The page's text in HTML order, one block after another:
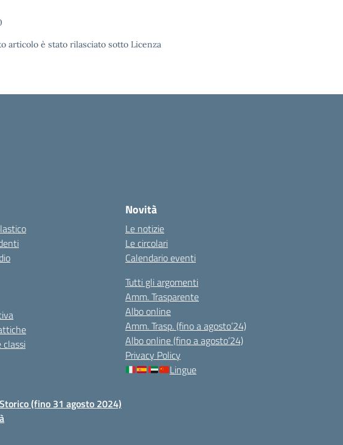
articolo è stato rilasciato sotto Licenza
Novità
Le notizie
Le circolari
Calendario eventi
Tutti gli argomenti
Amm. Trasparente
Albo online
Amm. Trasp. (fino a agosto’24)
Albo online (fino a agosto’24)
Privacy Policy
Lingue
(fino 31 agosto 2024)